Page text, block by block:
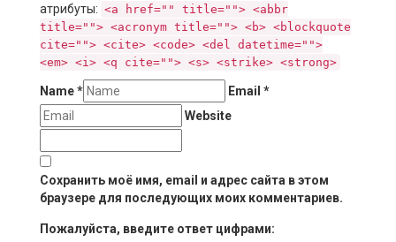
атрибуты: <a href="" title=""> <abbr
title=""> <acronym title=""> <b> <blockquote
cite=""> <cite> <code> <del datetime="">
<em> <i> <q cite=""> <s> <strike> <strong>
Name* Email *
Website
Сохранить моё имя, email и адрес сайта в этом
браузере для последующих моих комментариев.
Пожалуйста, введите ответ цифрами: